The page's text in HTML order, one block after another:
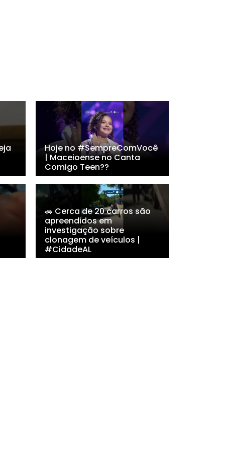
Hoje no #SempreComVocê
| Maceioense no Canta
Comigo Teen??
🚗 Cerca de 20 carros são
apreendidos em
investigação sobre
clonagem de veículos |
#CidadeAL